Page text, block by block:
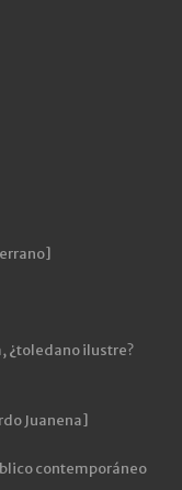
¿toledano ilustre?
Juanena]
contemporáneo